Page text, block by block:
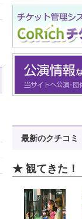
最新のクチコミ
★ 観てきた！